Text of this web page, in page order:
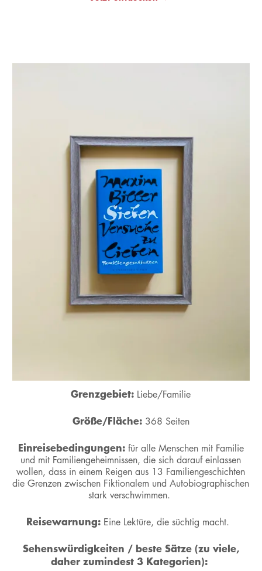
Grenzgebiet: Liebe/Familie
Größe/Fläche: 368 Seiten
Einreisebedingungen: für alle Menschen mit Familie
und mit Familiengeheimnissen, die sich darauf einlassen
wollen, dass in einem Reigen aus 13 Familiengeschichten
die Grenzen zwischen Fiktionalem und Autobiographischen
stark verschwimmen.
Reisewarnung: Eine Lektüre, die süchtig macht.
Sehenswürdigkeiten / beste Sätze (zu viele,
daher zumindest 3 Kategorien):